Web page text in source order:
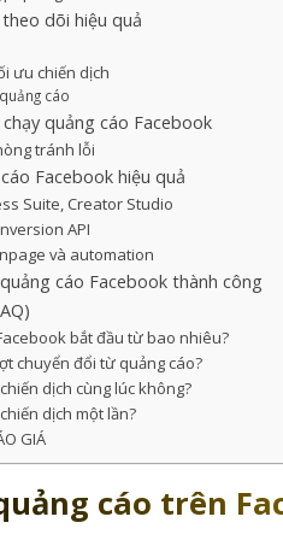
dõi hiệu quả
ưu chiến dịch
cáo
quảng cáo Facebook
tránh lỗi
Facebook hiệu quả
Suite, Creator Studio
API
và automation
cáo Facebook thành công
bắt đầu từ bao nhiêu?
chuyển đổi từ quảng cáo?
dịch cùng lúc không?
dịch một lần?
GIÁ
cáo trên